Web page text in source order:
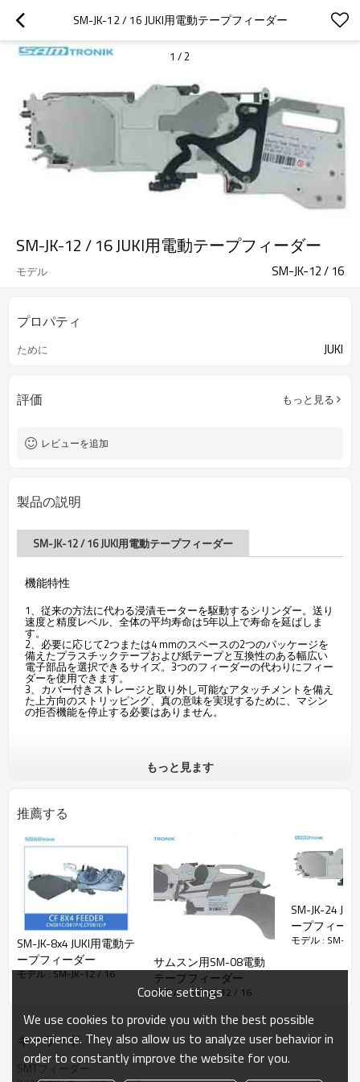
SM-JK-12 / 16 JUKI用電動テープフィーダー
1 / 2
SM-JK-12 / 16 JUKI用電動テープフィーダー
モデル SM-JK-12 / 16
プロパティ
ために JUKI
評価 もっと見る
レビューを追加
製品の説明
SM-JK-12 / 16 JUKI用電動テープフィーダー
機能特性
1、従来の方法に代わる浸漬モーターを駆動するシリンダー。送り
速度と精度レベル、全体の平均寿命は5年以上で寿命を延ばしま
す。
2、必要に応じて2つまたは4 mmのスペースの2つのパッケージを
備えたプラスチックテープおよび紙テープと互換性のある幅広い
電子部品を選択できるサイズ。3つのフィーダーの代わりにフィー
ダーを使用できます。
3、カバー付きストレージと取り外し可能なアタッチメントを備え
た上方向のストリッピング、真の意味を実現するために、マシン
の拒否機能を停止する必要はありません。
もっと見ます
推薦する
SM-JK-8x4 JUKI用電動テ
ープフィーダー
モデル : SM-JK-12 / 16
サムスン用SM-08電動
テープフィーダー
モデル : SM-JK-12 / 16
SM-JK-24
ープフィー
モデル : SM-
キーワード
SMTフィーダー
Cookie settings
We use cookies to provide you with the best possible
experience. They also allow us to analyze user behavior in
order to constantly improve the website for you.